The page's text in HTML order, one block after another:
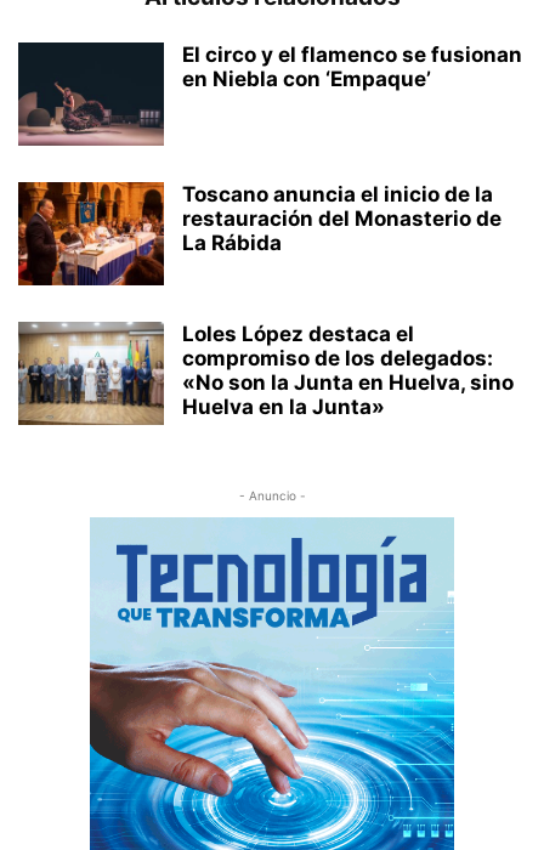
El circo y el flamenco se fusionan
en Niebla con ‘Empaque’
Toscano anuncia el inicio de la
restauración del Monasterio de
La Rábida
Loles López destaca el
compromiso de los delegados:
«No son la Junta en Huelva, sino
Huelva en la Junta»
- Anuncio -